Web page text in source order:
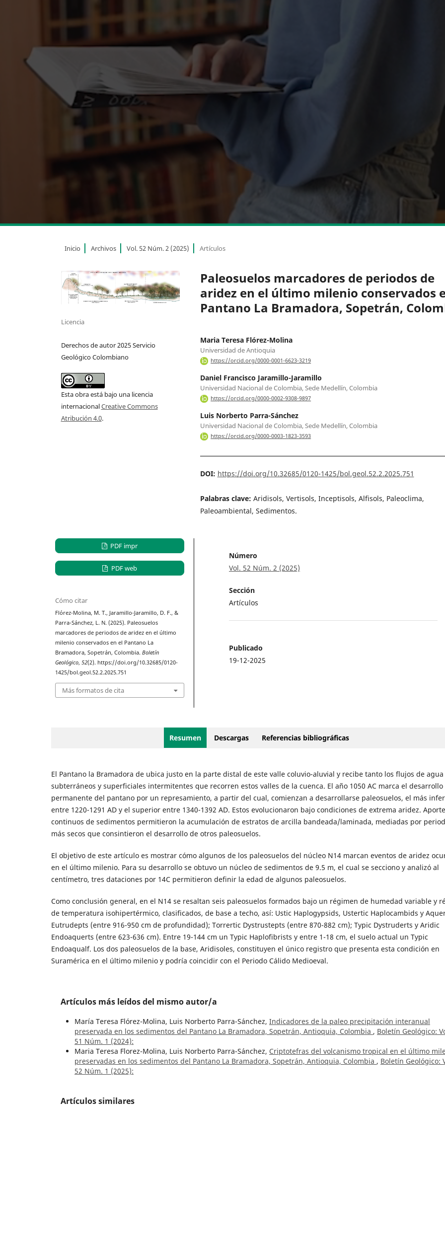
Inicio Archivos Vol. 52 Núm. 2 (2025) Artículos
Paleosuelos marcadores de periodos de
aridez en el último milenio conservados
Pantano La Bramadora, Sopetrán,
Maria Teresa Flórez-Molina
Universidad de Antioquia
https://orcid.org/0000-0001-6623-3219
Daniel Francisco Jaramillo-Jaramillo
Universidad Nacional de Colombia, Sede Medellín, Colombia
https://orcid.org/0000-0002-9308-9897
Luis Norberto Parra-Sánchez
Universidad Nacional de Colombia, Sede Medellín, Colombia
https://orcid.org/0000-0003-1823-3593
DOI: https://doi.org/10.32685/0120-1425/bol.geol.52.2.2025.751
Palabras clave: Aridisols, Vertisols, Inceptisols, Alfisols, Paleoclima,
Paleoambiental, Sedimentos.
Licencia
Derechos de autor 2025 Servicio
Geológico Colombiano
Esta obra está bajo una licencia
internacionalCreative Commons
Atribución 4.0.
PDF impr
PDF web
Cómo citar
Flórez-Molina, M. T., Jaramillo-Jaramillo, D. F., &
Parra-Sánchez, L. N. (2025). Paleosuelos
marcadores de periodos de aridez en el último
milenio conservados en el Pantano La
Bramadora, Sopetrán, Colombia.Boletín
Geológico,52(2). https://doi.org/10.32685/0120-
1425/bol.geol.52.2.2025.751
Más formatos de cita
Número
Vol. 52 Núm. 2 (2025)
Sección
Artículos
Publicado
19-12-2025
Resumen Descargas Referencias bibliográficas
El Pantano la Bramadora de ubica justo en la parte distal de este valle coluvio-aluvial y recibe tanto los flujos de agua
subterráneos y superficiales intermitentes que recorren estos valles de la cuenca. El año 1050 AC marca el desarrollo
permanente del pantano por un represamiento, a partir del cual, comienzan a desarrollarse paleosuelos, el más
entre 1220-1291 AD y el superior entre 1340-1392 AD. Estos evolucionaron bajo condiciones de extrema aridez.
continuos de sedimentos permitieron la acumulación de estratos de arcilla bandeada/laminada, mediadas por
más secos que consintieron el desarrollo de otros paleosuelos.
El objetivo de este artículo es mostrar cómo algunos de los paleosuelos del núcleo N14 marcan eventos de aridez
en el último milenio. Para su desarrollo se obtuvo un núcleo de sedimentos de 9.5 m, el cual se secciono y analizó al
centímetro, tres dataciones por 14C permitieron definir la edad de algunos paleosuelos.
Como conclusión general, en el N14 se resaltan seis paleosuelos formados bajo un régimen de humedad variable y
de temperatura isohipertérmico, clasificados, de base a techo, así: Ustic Haplogypsids, Ustertic Haplocambids y
Eutrudepts (entre 916-950 cm de profundidad); Torrertic Dystrustepts (entre 870-882 cm); Typic Dystruderts y Aridic
Endoaquerts (entre 623-636 cm). Entre 19-144 cm un Typic Haplofibrists y entre 1-18 cm, el suelo actual un Typic
Endoaqualf. Los dos paleosuelos de la base, Aridisoles, constituyen el único registro que presenta esta condición en
Suramérica en el último milenio y podría coincidir con el Periodo Cálido Medioeval.
Artículos más leídos del mismo autor/a
María Teresa Flórez-Molina, Luis Norberto Parra-Sánchez, Indicadores de la paleo precipitación interanual
preservada en los sedimentos del Pantano La Bramadora, Sopetrán, Antioquia, Colombia , Boletín Geológico:
51 Núm. 1 (2024):
Maria Teresa Florez-Molina, Luis Norberto Parra-Sánchez, Criptotefras del volcanismo tropical en el último
preservadas en los sedimentos del Pantano La Bramadora, Sopetrán, Antioquia, Colombia , Boletín Geológico:
52 Núm. 1 (2025):
Artículos similares